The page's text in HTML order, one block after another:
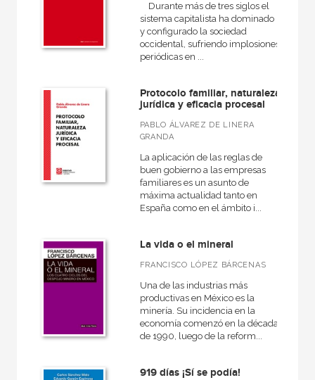
Durante más de tres siglos el
sistema capitalista ha dominado
y configurado la sociedad
occidental, sufriendo implosiones
periódicas en ...
Protocolo familiar, naturaleza
jurídica y eficacia procesal
PABLO ÁLVAREZ DE LINERA
GRANDA
La aplicación de las reglas de
buen gobierno a las empresas
familiares es un asunto de
máxima actualidad tanto en
España como en el ámbito i...
La vida o el mineral
FRANCISCO LÓPEZ BÁRCENAS
Una de las industrias más
productivas en México es la
minería. Su incidencia en la
economía comenzó en la década
de 1990, luego de la reform...
919 días ¡Sí se podía!